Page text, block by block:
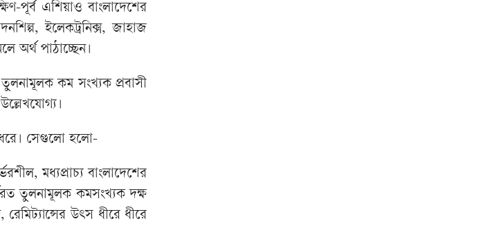
পূর্ব এশিয়াও বাংলাদেশের
ইলেকট্রনিক্স, জাহাজ
অর্থ পাঠাচ্ছেন।
কম সংখ্যক প্রবাসী
সেগুলো হলো-
মধ্যপ্রাচ্য বাংলাদেশের
তুলনামূলক কমসংখ্যক দক্ষ
উৎস ধীরে ধীরে